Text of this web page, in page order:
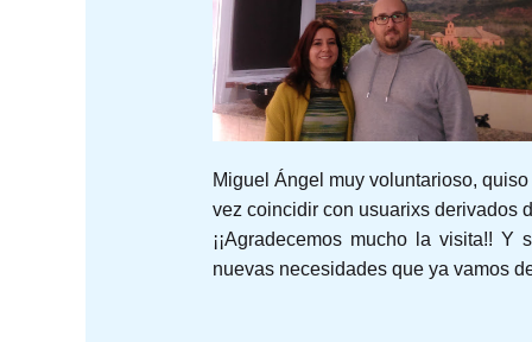
Miguel Ángel muy voluntarioso,
vez coincidir con usuarixs derivados
¡¡Agradecemos mucho la visita!!
nuevas necesidades que ya vamos